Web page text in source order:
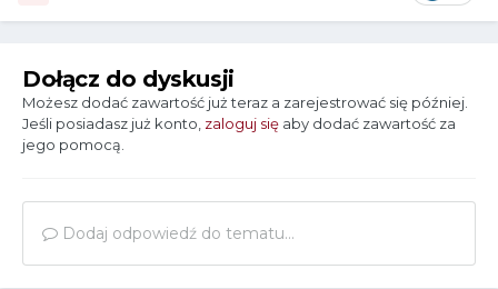
Dołącz do dyskusji
Możesz dodać zawartość już teraz a zarejestrować się później.
Jeśli posiadasz już konto, zaloguj się aby dodać zawartość za
jego pomocą.
Dodaj odpowiedź do tematu...